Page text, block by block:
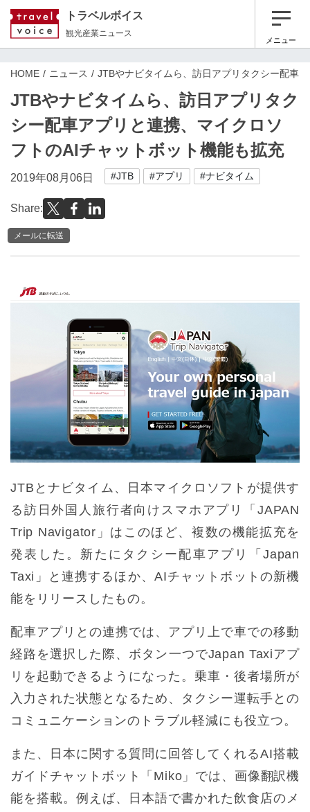
トラベルボイス
観光産業ニュース
メニュー
HOME ニュース JTBやナビタイムら、訪日アプリタクシー配車
JTBやナビタイムら、訪日アプリタク
シー配車アプリと連携、マイクロソ
フトのAIチャットボット機能も拡充
2019年08月06日 #JTB #アプリ #ナビタイム
Share:
メールに転送
JTBとナビタイム、日本マイクロソフトが提供す
る訪日外国人旅行者向けスマホアプリ「JAPAN
Trip Navigator」はこのほど、複数の機能拡充を
発表した。新たにタクシー配車アプリ「Japan
Taxi」と連携するほか、AIチャットボットの新機
能をリリースしたもの。
配車アプリとの連携では、アプリ上で車での移動
経路を選択した際、ボタン一つでJapan Taxiアプ
リを起動できるようになった。乗車・後者場所が
入力された状態となるため、タクシー運転手との
コミュニケーションのトラブル軽減にも役立つ。
また、日本に関する質問に回答してくれるAI搭載
ガイドチャットボット「Miko」では、画像翻訳機
能を搭載。例えば、日本語で書かれた飲食店のメ